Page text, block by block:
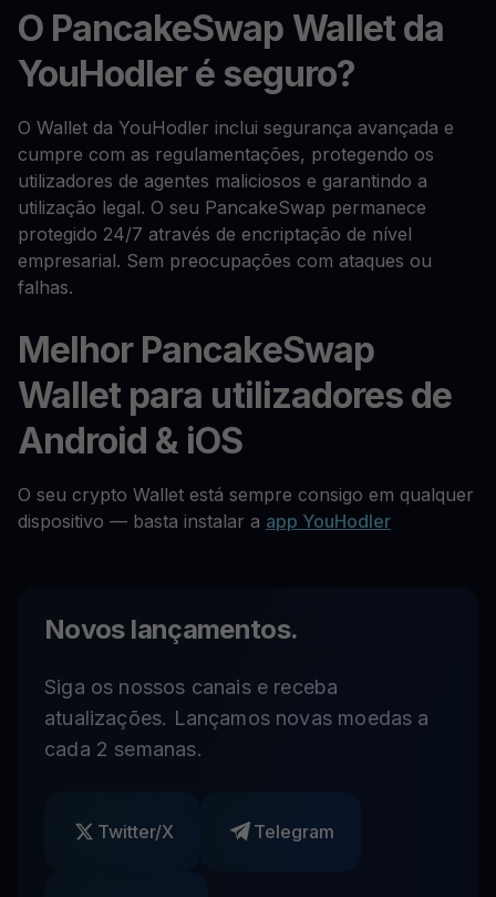
O PancakeSwap Wallet da
YouHodler é seguro?
O Wallet da YouHodler inclui segurança avançada e
cumpre com as regulamentações, protegendo os
utilizadores de agentes maliciosos e garantindo a
utilização legal. O seu PancakeSwap permanece
protegido 24/7 através de encriptação de nível
empresarial. Sem preocupações com ataques ou
falhas.
Melhor PancakeSwap
Wallet para utilizadores de
Android & iOS
O seu crypto Wallet está sempre consigo em qualquer
dispositivo — basta instalar a app YouHodler
Novos lançamentos.
Siga os nossos canais e receba
atualizações. Lançamos novas moedas a
cada 2 semanas.
Twitter/X Telegram